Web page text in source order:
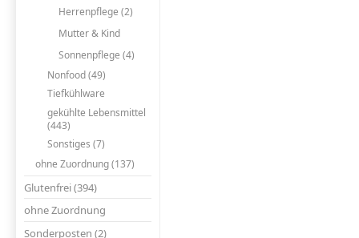
Herrenpflege (2)
Mutter & Kind
Sonnenpflege (4)
Nonfood (49)
Tiefkühlware
gekühlte Lebensmittel
(443)
Sonstiges (7)
ohne Zuordnung (137)
Glutenfrei (394)
ohne Zuordnung
Sonderposten (2)